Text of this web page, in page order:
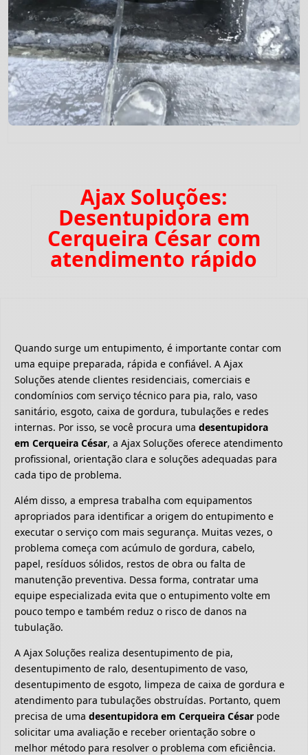
Ajax Soluções:
Desentupidora em
Cerqueira César com
atendimento rápido
Quando surge um entupimento, é importante contar com
uma equipe preparada, rápida e confiável. A Ajax
Soluções atende clientes residenciais, comerciais e
condomínios com serviço técnico para pia, ralo, vaso
sanitário, esgoto, caixa de gordura, tubulações e redes
internas. Por isso, se você procura uma desentupidora
em Cerqueira César, a Ajax Soluções oferece atendimento
profissional, orientação clara e soluções adequadas para
cada tipo de problema.
Além disso, a empresa trabalha com equipamentos
apropriados para identificar a origem do entupimento e
executar o serviço com mais segurança. Muitas vezes, o
problema começa com acúmulo de gordura, cabelo,
papel, resíduos sólidos, restos de obra ou falta de
manutenção preventiva. Dessa forma, contratar uma
equipe especializada evita que o entupimento volte em
pouco tempo e também reduz o risco de danos na
tubulação.
A Ajax Soluções realiza desentupimento de pia,
desentupimento de ralo, desentupimento de vaso,
desentupimento de esgoto, limpeza de caixa de gordura e
atendimento para tubulações obstruídas. Portanto, quem
precisa de uma desentupidora em Cerqueira César pode
solicitar uma avaliação e receber orientação sobre o
melhor método para resolver o problema com eficiência.